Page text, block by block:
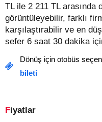
TL ile 2 211 TL arasında
görüntüleyebilir, farklı
karşılaştırabilir ve en
sefer 6 saat 30 dakika
Dönüş için otobüs
bileti
Fiyatlar